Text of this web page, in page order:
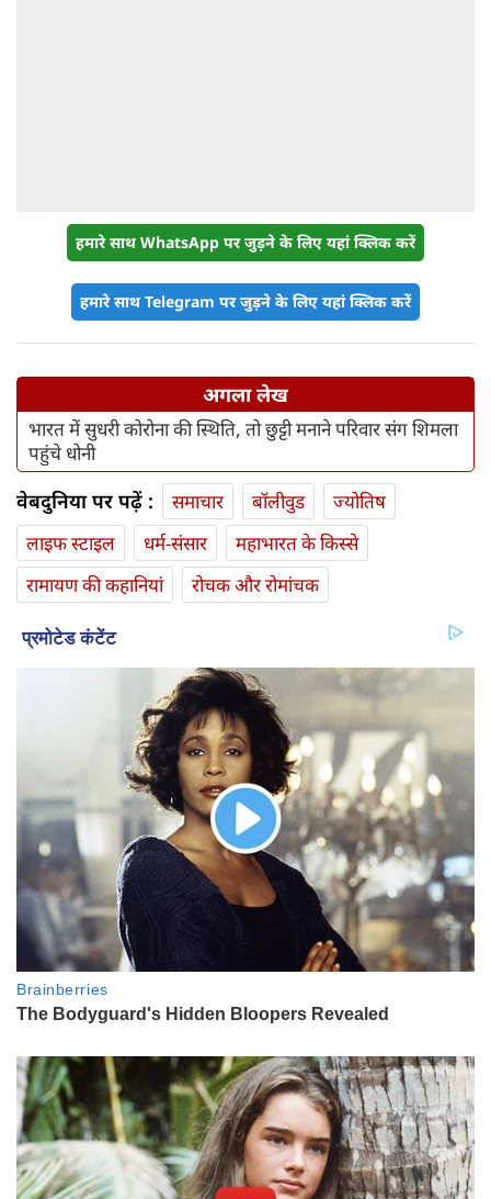
हमारे साथ WhatsApp पर जुड़ने के लिए यहां क्लिक करें
हमारे साथ Telegram पर जुड़ने के लिए यहां क्लिक करें
अगला लेख
भारत में सुधरी कोरोना की स्थिति, तो छुट्टी मनाने परिवार संग शिमला
पहुंचे धोनी
वेबदुनिया पर पढ़ें : समाचार बॉलीवुड
ज्योतिष
लाइफ स्‍टाइल
धर्म-संसार
महाभारत के किस्से
रामायण की कहानियां
रोचक और रोमांचक